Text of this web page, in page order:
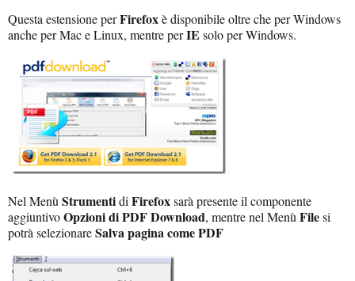
Questa estensione perFirefoxè disponibile oltre che per Windows
anche per Mac e Linux, mentre perIE solo per Windows.
Nel Menù Strumentidi Firefoxsarà presente il componente
aggiuntivoOpzioni di PDF Download, mentre nel Menù Filesi
potrà selezionareSalva pagina come PDF